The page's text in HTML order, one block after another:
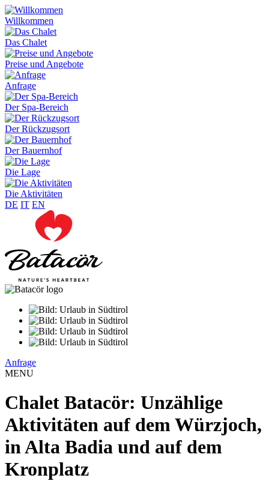
Willkommen
Das Chalet
Preise und Angebote
Anfrage
Der Spa-Bereich
Der Rückzugsort
Der Bauernhof
Die Lage
Die Aktivitäten
DE IT EN
Anfrage
MENU
Chalet Batacör: Unzählige
Aktivitäten auf dem Würzjoch,
in Alta Badia und auf dem
Kronplatz